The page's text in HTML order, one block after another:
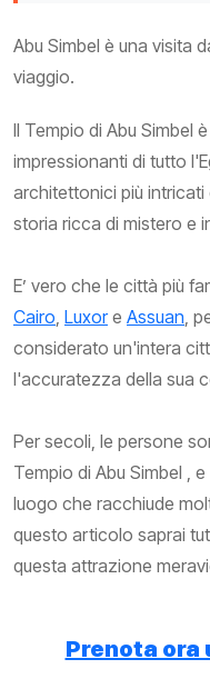
Abu Simbel è una visita
viaggio.
Il Tempio di Abu Simbel
impressionanti di tutto
architettonici più intricati
storia ricca di mistero e
E’ vero che le città più
Cairo, Luxore Assuan,
considerato un'intera
l'accuratezza della sua
Per secoli, le persone
Tempio di Abu Simbel ,
luogo che racchiude
questo articolo saprai
questa attrazione
Prenota ora